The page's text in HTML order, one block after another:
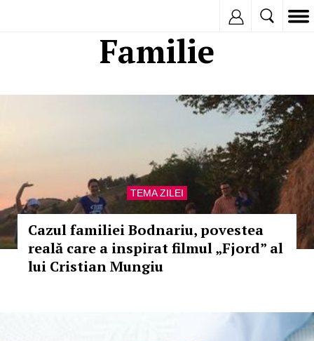
Familie
TEMA ZILEI
Cazul familiei Bodnariu, povestea
reală care a inspirat filmul „Fjord” al
lui Cristian Mungiu